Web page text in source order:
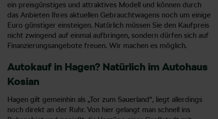
ein preisgünstiges und attraktives Modell und können durch
das Anbieten Ihres aktuellen Gebrauchtwagens noch um einige
Euro günstiger einsteigen. Natürlich müssen Sie den Kaufpreis
nicht zwingend auf einmal aufbringen, sondern dürfen sich auf
Finanzierungsangebote freuen. Wir machen es möglich.
Autokauf in Hagen? Natürlich im Autohaus
Kosian
Hagen gilt gemeinhin als „Tor zum Sauerland“, liegt allerdings
noch direkt an der Ruhr. Von hier gelangt man schnell ins